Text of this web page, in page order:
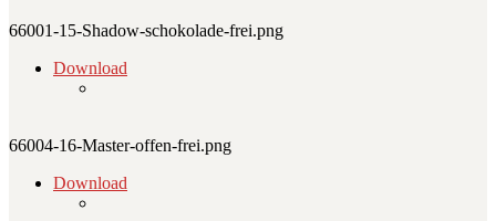
66001-15-Shadow-schokolade-frei.png
Download
66004-16-Master-offen-frei.png
Download